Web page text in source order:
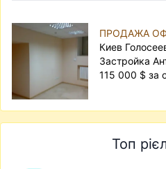
ПРОДАЖА
Киев
Застройка
115 000 $ за
Топ